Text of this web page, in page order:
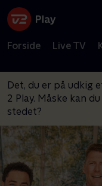
Forside Live TV
Det, du er på udkig
2 Play. Måske kan
stedet?